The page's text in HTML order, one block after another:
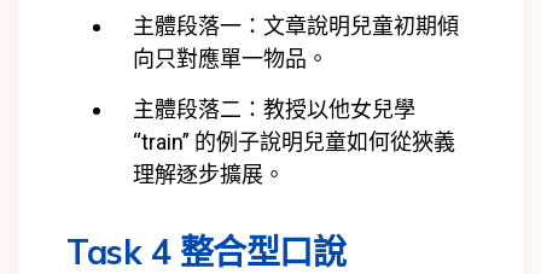
主體段落一：文章說明兒童初期傾
向只對應單一物品。
主體段落二：教授以他女兒學
“train” 的例子說明兒童如何從狹義
理解逐步擴展。
Task 4 整合型口說